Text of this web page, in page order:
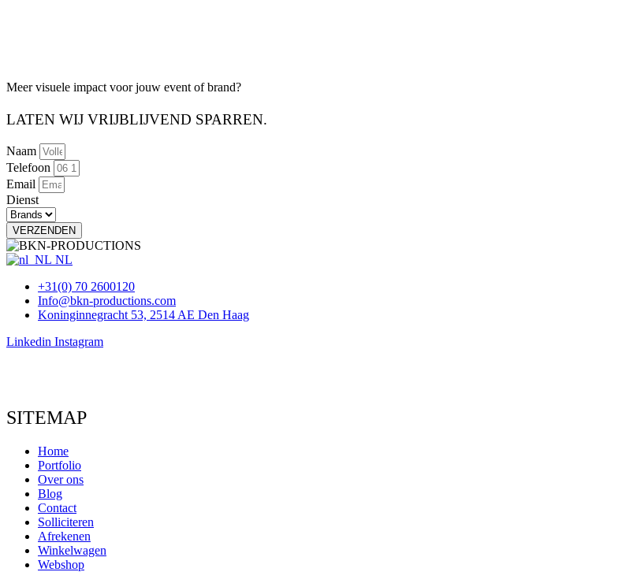
Meer visuele impact voor jouw event of brand?
LATEN WIJ VRIJBLIJVEND SPARREN.
Naam
Telefoon
Email
Dienst
VERZENDEN
NL
+31(0) 70 2600120
Info@bkn-productions.com
Koninginnegracht 53, 2514 AE Den Haag
Linkedin Instagram
SITEMAP
Home
Portfolio
Over ons
Blog
Contact
Solliciteren
Afrekenen
Winkelwagen
Webshop